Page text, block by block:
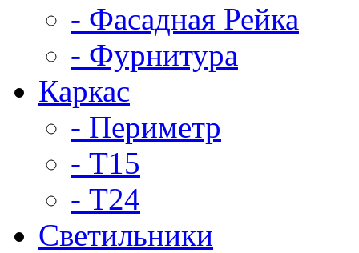
- Фасадная Рейка
- Фурнитура
Каркас
- Периметр
- Т15
- Т24
Светильники